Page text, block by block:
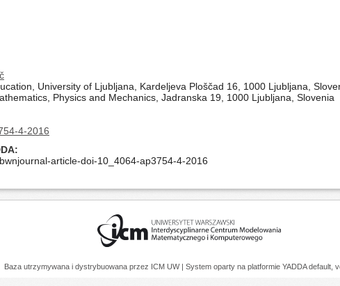
University of Ljubljana, Kardeljeva Ploščad 16, 1000 Ljubljana,
Physics and Mechanics, Jadranska 19, 1000 Ljubljana, Slovenia
4-2016
article-doi-10_4064-ap3754-4-2016
Baza utrzymywana i dystrybuowana przez ICM UW | System oparty na platformie YADDAdefault,